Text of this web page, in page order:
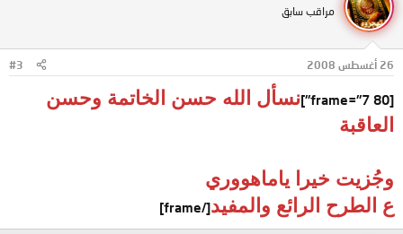
مراقب سابق
26 أغسطس 2008 #3
[frame="7 80"]
نسأل الله حسن الخاتمة وحسن
العاقبة
وجُزيت خيرا ياماهووري
ع الطرح الرائع والمفيد[/frame]